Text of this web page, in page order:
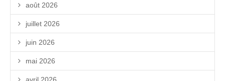
août 2026
juillet 2026
juin 2026
mai 2026
avril 2026